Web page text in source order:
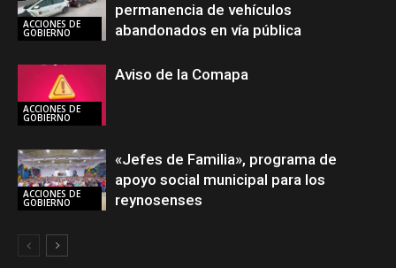
ACCIONES DE
GOBIERNO
permanencia de vehículos
abandonados en vía pública
ACCIONES DE
GOBIERNO
Aviso de la Comapa
ACCIONES DE
GOBIERNO
«Jefes de Familia», programa de
apoyo social municipal para los
reynosenses